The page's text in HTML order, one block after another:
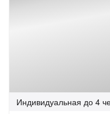
Индивидуальная до 4